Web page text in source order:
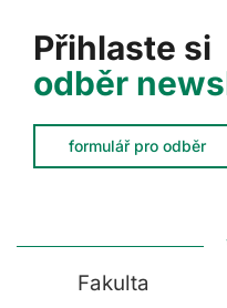
Přihlaste si
odběr
formulář pro odběr
Fakulta